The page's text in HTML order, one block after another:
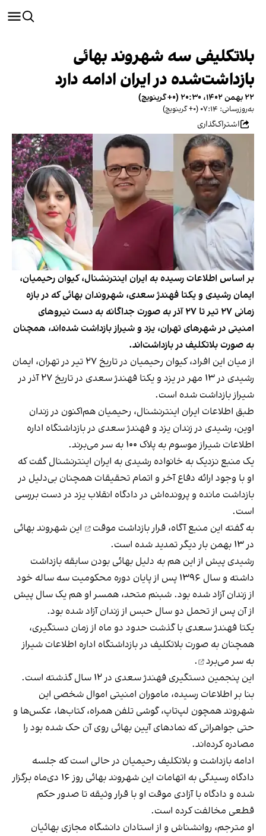
بلاتکلیفی سه شهروند بهائی
بازداشت‌شده در ایران ادامه دارد
۲۲ بهمن ۱۴۰۲، ۲۰:۳۰ (‎+۰ گرینویچ)
به‌روزرسانی: ۰۷:۱۴ (‎+۰ گرینویچ)
اشتراک‌گذاری
بر اساس اطلاعات رسیده به ایران اینترنشنال، کیوان رحیمیان،
ایمان رشیدی و یکتا فهندژ سعدی، شهروندان بهائی که در بازه
زمانی ۲۷ تیر تا ۲۷ آذر به صورت جداگانه به دست نیروهای
امنیتی در شهرهای تهران، یزد و شیراز بازداشت شده‌اند، همچنان
به صورت بلاتکلیف در بازداشت‌اند.
از میان این افراد، کیوان رحیمیان در تاریخ ۲۷ تیر در تهران، ایمان
رشیدی در ۱۳ مهر در یزد و یکتا فهندژ سعدی در تاریخ ۲۷ آذر در
شیراز بازداشت شده است.
طبق اطلاعات ایران اینترنشنال، رحیمیان هم‌اکنون در زندان
اوین، رشیدی در زندان یزد و فهندژ سعدی در بازداشتگاه اداره
اطلاعات شیراز موسوم به پلاک ۱۰۰ به سر می‌برند.
یک منبع نزدیک به خانواده رشیدی به ایران اینترنشنال گفت که
او‬ با وجود ارائه دفاع آخر و اتمام تحقیقات همچنان بی‌دلیل در
بازداشت مانده و پرونده‌اش در دادگاه انقلاب یزد در دست بررسی
است.
به گفته این منبع آگاه، قرار بازداشت موقت
این شهروند بهائی
در ۱۳ بهمن بار دیگر تمدید شده است.
رشیدی پیش از این هم به دلیل بهائی بودن سابقه بازداشت
داشته و سال ۱۳۹۶ پس از پایان دوره محکومیت سه ساله خود
از زندان آزاد شده بود. شبنم متحد، همسر او هم یک سال پیش
از آن پس از تحمل دو سال حبس از زندان آزاد شده بود.
یکتا فهندژ سعدی با گذشت حدود دو ماه از زمان دستگیری،
همچنان به صورت بلاتکلیف در بازداشتگاه اداره اطلاعات شیراز
به سر می‌برد
.
این پنجمین دستگیری فهندژ سعدی در ١٢ سال گذشته است.
بنا بر اطلاعات رسیده، ماموران امنیتی اموال شخصی این
شهروند همچون لپ‌تاپ، گوشی تلفن همراه، كتاب‌ها، عكس‌ها و
حتی جواهراتی كه نمادهای آیین بهائی روی آن حک شده بود را
مصادره کرده‌اند.
ادامه بازداشت و بلاتکلیف رحیمیان در حالی است که جلسه
دادگاه رسیدگی به اتهامات این شهروند بهائی روز ۱۶ دی‌ماه برگزار
شده و دادگاه با آزادی موقت او با قرار وثیقه تا صدور حکم
قطعی مخالفت کرده است.
او مترجم، روانشناش و از استادان دانشگاه مجازی بهائیان